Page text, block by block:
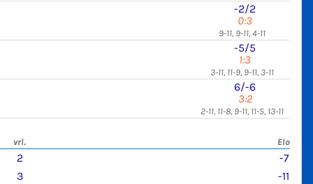
-2/2
0:3
9-11, 9-11, 4-11
-5/5
1:3
3-11, 11-9, 9-11, 3-11
6/-6
3:2
2-11, 11-8, 9-11, 11-5, 13-11
vrl. Elo
2
-7
3 -11